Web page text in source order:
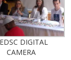
DIGITAL
CAMERA